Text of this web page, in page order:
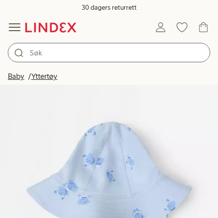
30 dagers returrett
Baby Yttertøy